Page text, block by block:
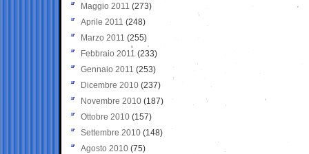
Maggio 2011 (273)
Aprile 2011 (248)
Marzo 2011 (255)
Febbraio 2011 (233)
Gennaio 2011 (253)
Dicembre 2010 (237)
Novembre 2010 (187)
Ottobre 2010 (157)
Settembre 2010 (148)
Agosto 2010 (75)